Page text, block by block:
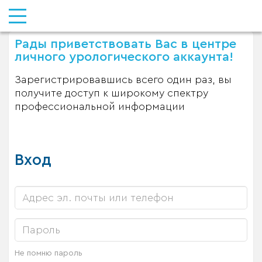
Рады приветствовать Вас в центре
личного урологического аккаунта!
Зарегистрировавшись всего один раз, вы
получите доступ к широкому спектру
профессиональной информации
Вход
Не помню пароль